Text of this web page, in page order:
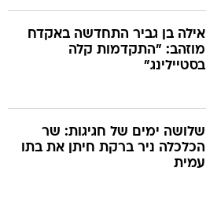
אילה בן גביר התחדשה באקדח
מוזהב: "התקדמות קלה
בסטיילינג"
שלושה ימים של חגיגות: שר
הכלכלה ניר ברקת חיתן את בתו
עמית